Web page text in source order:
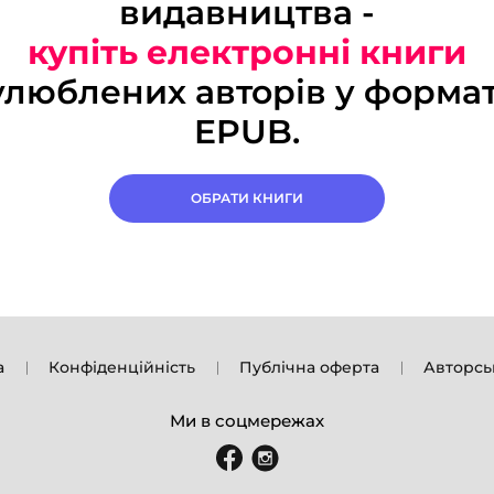
видавництва -
купіть електронні книги
авторів у
EPUB.
ОБРАТИ КНИГИ
Конфіденційність Публічна оферта
Ми в соцмережах